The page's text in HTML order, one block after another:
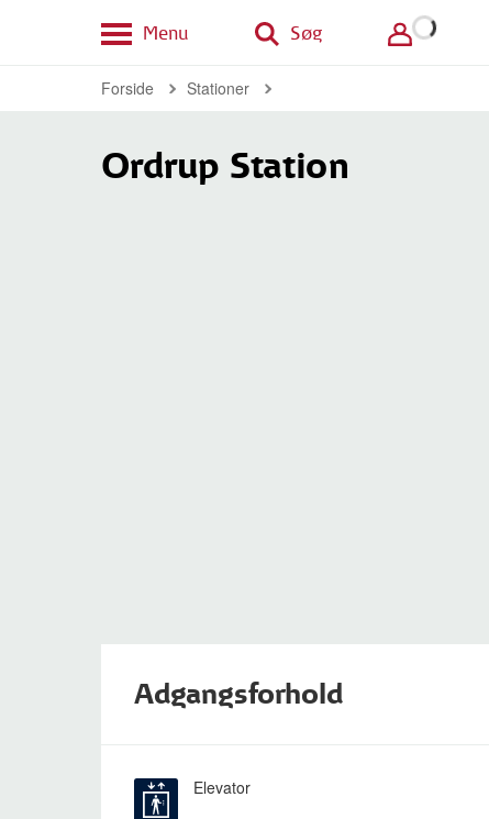
Menu Søg
Forside Stationer
Ordrup Station
Adgangsforhold
Elevator